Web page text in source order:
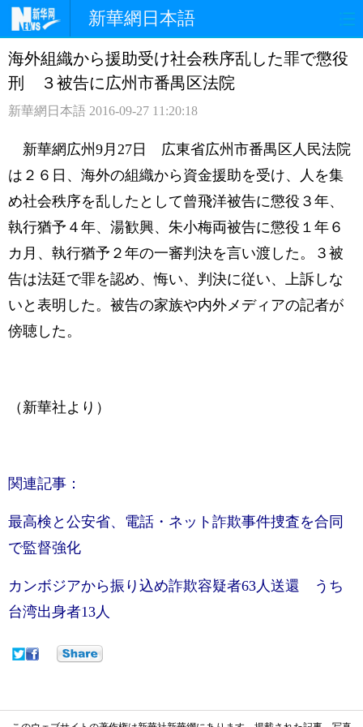
新華網日本語
ホームページ 政治 経済
観光 評論 写真
中日対訳
海外組織から援助受け社会秩序乱した罪で懲役
刑 ３被告に広州市番禺区法院
新華網日本語 2016-09-27 11:20:18
新華網広州9月27日 広東省広州市番禺区人民法院
は２６日、海外の組織から資金援助を受け、人を集
め社会秩序を乱したとして曾飛洋被告に懲役３年、
執行猶予４年、湯歓興、朱小梅両被告に懲役１年６
カ月、執行猶予２年の一審判決を言い渡した。３被
告は法廷で罪を認め、悔い、判決に従い、上訴しな
いと表明した。被告の家族や内外メディアの記者が
傍聴した。
（新華社より）
関連記事：
最高検と公安省、電話・ネット詐欺事件捜査を合同
で監督強化
カンボジアから振り込め詐欺容疑者63人送還 うち
台湾出身者13人